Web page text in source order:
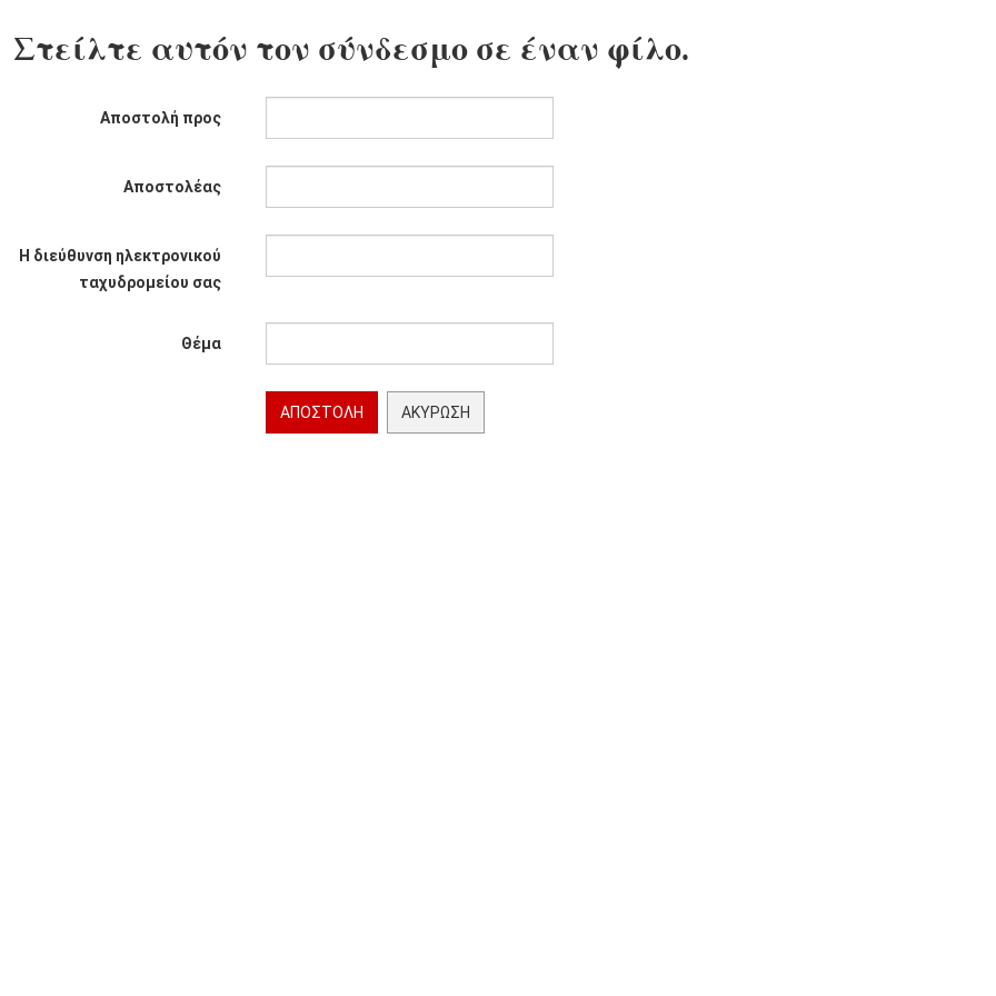
Στείλτε αυτόν τον σύνδεσμο σε έναν φίλο.
Αποστολή προς
Αποστολέας
Η διεύθυνση ηλεκτρονικού
ταχυδρομείου σας
Θέμα
ΑΠΟΣΤΟΛΉ ΑΚΎΡΩΣΗ